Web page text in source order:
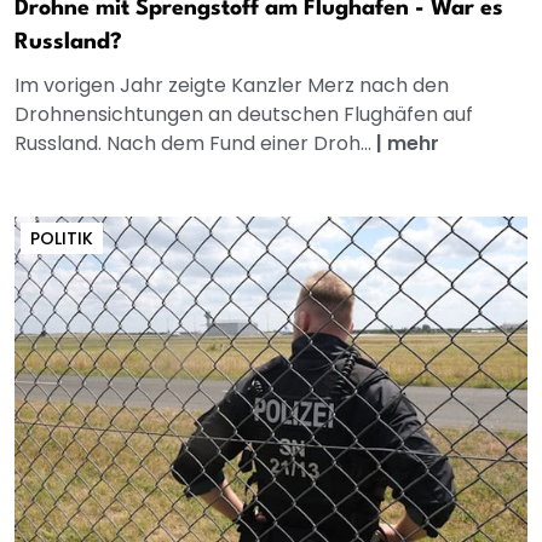
Drohne mit Sprengstoff am Flughafen - War es
Russland?
Im vorigen Jahr zeigte Kanzler Merz nach den
Drohnensichtungen an deutschen Flughäfen auf
Russland. Nach dem Fund einer Droh... | mehr
POLITIK